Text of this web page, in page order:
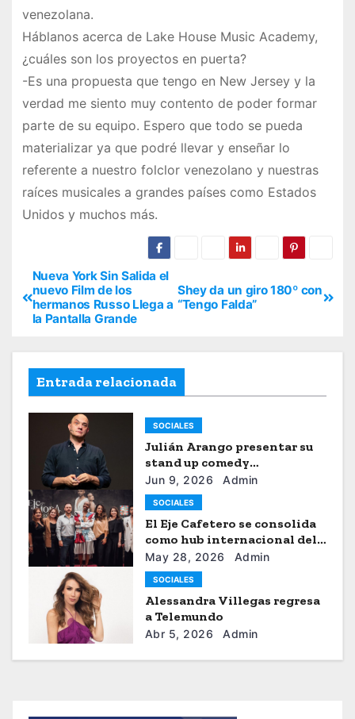
venezolana.
Háblanos acerca de Lake House Music Academy,
¿cuáles son los proyectos en puerta?
-Es una propuesta que tengo en New Jersey y la
verdad me siento muy contento de poder formar
parte de su equipo. Espero que todo se pueda
materializar ya que podré llevar y enseñar lo
referente a nuestro folclor venezolano y nuestras
raíces musicales a grandes países como Estados
Unidos y muchos más.
Shey da un giro 180º con
“Tengo Falda”
Nueva York Sin Salida el
nuevo Film de los
hermanos Russo Llega a
la Pantalla Grande
Entrada relacionada
SOCIALES
Julián Arango presentar su
stand up comedy
“Julianchou”
Jun 9, 2026 Admin
SOCIALES
El Eje Cafetero se consolida
como hub internacional del
sistema moda
May 28, 2026 Admin
SOCIALES
Alessandra Villegas regresa
a Telemundo
Abr 5, 2026 Admin